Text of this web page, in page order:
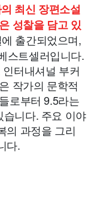
최신 장편소설
성찰을 담고 있
출간되었으며,
스트셀러입니다.
터내셔널 부커
작가의 문학적
로부터 9.5라는
니다. 주요 이야
의 과정을 그리
다.